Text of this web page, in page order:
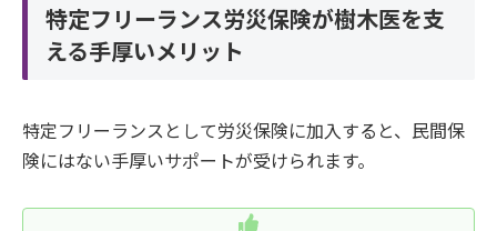
特定フリーランス労災保険が樹木医を支
える手厚いメリット
特定フリーランスとして労災保険に加入すると、民間保
険にはない手厚いサポートが受けられます。